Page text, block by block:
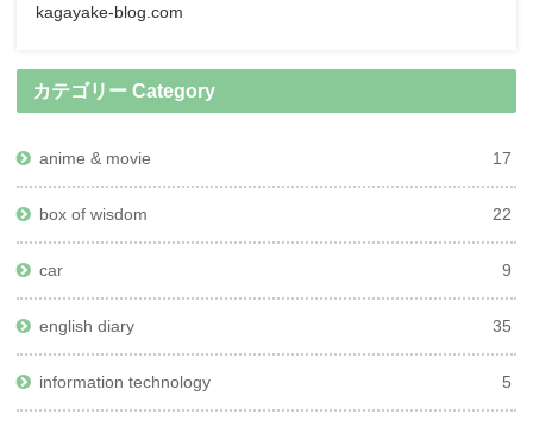
kagayake-blog.com
カテゴリー Category
anime & movie 17
box of wisdom 22
car 9
english diary 35
information technology 5